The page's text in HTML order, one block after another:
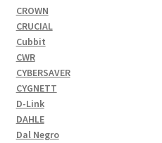
CROWN
CRUCIAL
Cubbit
CWR
CYBERSAVER
CYGNETT
D-Link
DAHLE
Dal Negro